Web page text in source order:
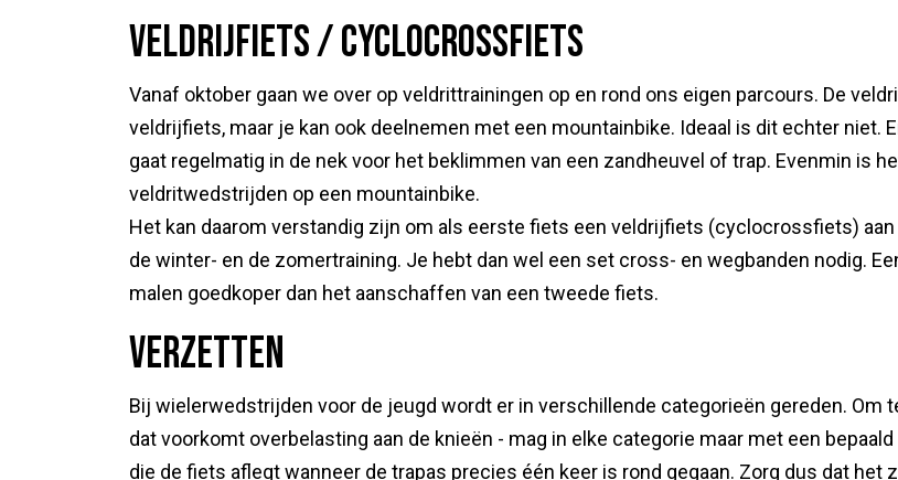
Veldrijfiets / Cyclocrossfiets
Vanaf oktober gaan we over op veldrittrainingen op en rond ons eigen parcours. De
veldrijfiets, maar je kan ook deelnemen met een mountainbike. Ideaal is dit echter niet.
gaat regelmatig in de nek voor het beklimmen van een zandheuvel of trap. Evenmin is
veldritwedstrijden op een mountainbike.
Het kan daarom verstandig zijn om als eerste fiets een veldrijfiets (cyclocrossfiets)
de winter- en de zomertraining. Je hebt dan wel een set cross- en wegbanden nodig.
malen goedkoper dan het aanschaffen van een tweede fiets.
Verzetten
Bij wielerwedstrijden voor de jeugd wordt er in verschillende categorieën gereden. Om
dat voorkomt overbelasting aan de knieën - mag in elke categorie maar met een
die de fiets aflegt wanneer de trapas precies één keer is rond gegaan. Zorg dus dat